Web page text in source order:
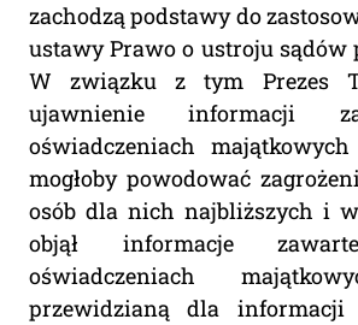
zachodzą podstawy do
ustawy Prawo o ustroju sądów
W związku z tym Prezes
ujawnienie informacji
oświadczeniach
mogłoby powodować
osób dla nich najbliższych i
objął informacje
oświadczeniach
przewidzianą dla informacji